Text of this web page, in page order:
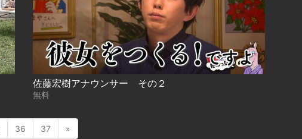
佐藤宏樹アナウンサー その２
無料
36 37 »